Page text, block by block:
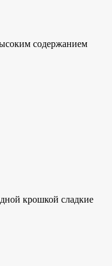
содержанием
крошкой сладкие